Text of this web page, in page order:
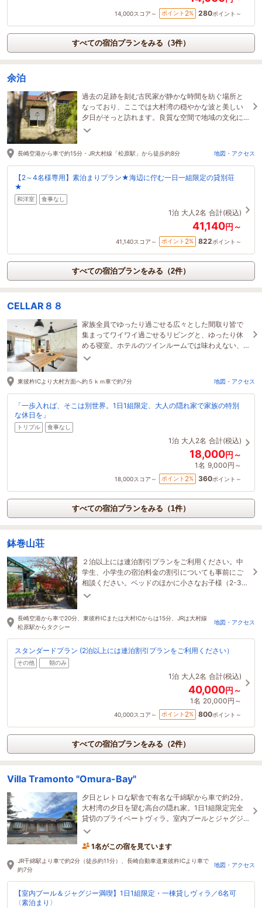
14,000スコア～ ポイント 2% 280ポイント～
すべての宿泊プランをみる（3件）
余泊
過去の足跡を刻む古民家が静かな時間を紡ぐ場所と
なっており、ここでは大村湾の穏やかな波と美しい
夕日がそっと訪れます。良質な空間で地域の文化に
も触れながらゆったりとした時間をお過ごし下さ
長崎空港から車で約15分・JR大村線「松原駅」から徒歩約8分 地図・アクセス
【2～4名様専用】素泊まりプラン★海辺に佇む一日一組限定の貸別荘
★
和洋室 食事なし
1泊 大人2名 合計(税込)
41,140円～
41,140スコア～ ポイント 2% 822ポイント～
すべての宿泊プランをみる（2件）
CELLAR８８
家族全員でゆったり過ごせる広々とした間取り皆で
集まってワイワイ過ごせるリビングと、ゆったり休
める寝室。ホテルのツインルームでは味わえない、
一棟貸しならではの開放感です。
東彼杵ICより大村方面へ約５ｋｍ車で約7分 地図・アクセス
「一歩入れば、そこは別世界。1日1組限定、大人の隠れ家で家族の特別
な休日を」
トリプル 食事なし
1泊 大人2名 合計(税込)
18,000円～
1名 9,000円～
18,000スコア～ ポイント 2% 360ポイント～
すべての宿泊プランをみる（1件）
鉢巻山荘
２泊以上には連泊割引プランをご利用ください。中
学生、小学生の宿泊料金の割引についても事前にご
相談ください。ベッドのほかに小さなお子様（2-3人
が並んで寝れる）敷き蒲団があります。
長崎空港から車で20分、東彼杵ICまたは大村ICからは15分、JRは大村線
松原駅からタクシー
地図・アクセス
スタンダードプラン (2泊以上には連泊割引プランをご利用ください）
その他 朝のみ
1泊 大人2名 合計(税込)
40,000円～
1名 20,000円～
40,000スコア～ ポイント 2% 800ポイント～
すべての宿泊プランをみる（2件）
Villa Tramonto "Omura-Bay"
夕日とレトロな駅舎で有名な千綿駅から車で約2分。
大村湾の夕日を望む高台の隠れ家。1日1組限定完全
貸切のプライベートヴィラ。室内プールとジャグジ
ー付き、色彩豊かな室内が非日常を醸し出します。
1名がこの宿を見ています
JR千綿駅より車で約2分（徒歩約11分）、長崎自動車道東彼杵ICより車で
約7分
地図・アクセス
【室内プール＆ジャグジー満喫】1日1組限定・一棟貸しヴィラ／6名可
〈素泊まり〉